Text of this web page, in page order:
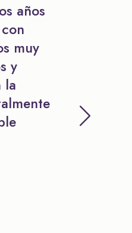
años
muy
y
la